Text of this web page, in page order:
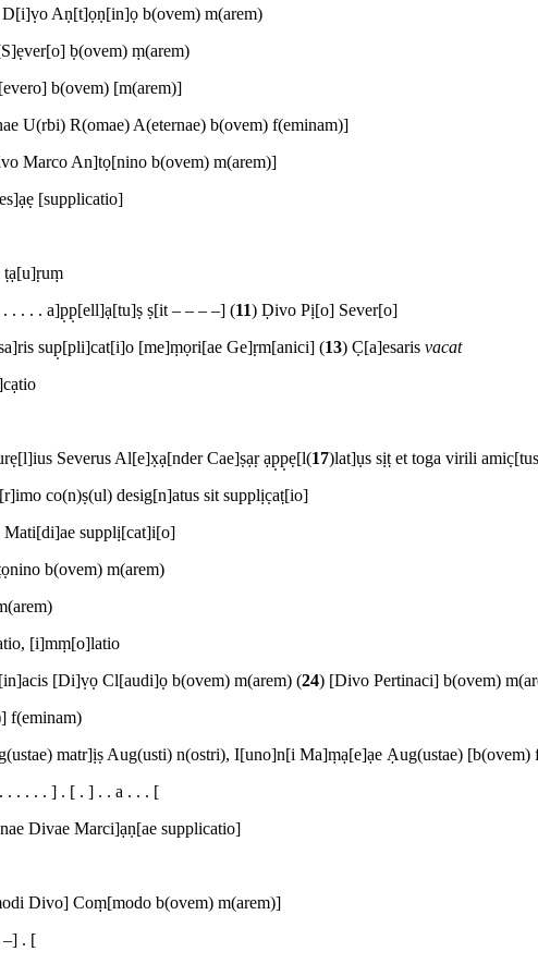
Aṇ[t]ọṇ[in]ọ b(ovem) m(arem)
ḅ(ovem) ṃ(arem)
b(ovem) [m(arem)]
U(rbi) R(omae) A(eternae) b(ovem) f(eminam)]
Marco An]tọ[nino b(ovem) m(arem)]
[supplicatio]
ṭạ[u]ṛuṃ
. . . . a]p̣p̣[ell]ạ[tu]ṣ ṣ[it – – – –] (11) Ḍivo Pị[o] Sever[o]
sup̣[pli]cat[i]o [me]ṃọri[ae Ge]ṛm[anici] (13) C̣[a]esaris vacat
Severus Al[e]x̣ạ[nder Cae]ṣạṛ ạp̣p̣ẹ[l(17)lat]ụs sịṭ et toga virili
co(n)ṣ(ul) desig[n]atus sit supplịc̣aṭ[io]
supplị[cat]i[o]
b(ovem) m(arem)
[i]mṃ[o]latio
[Di]ṿọ Cl[audi]ọ b(ovem) m(arem) (24) [Divo Pertinaci] b(ovem)
f(eminam)
matr]ịṣ Aug(usti) n(ostri), I[uno]n[i Ma]ṃạ[e]ạe Ạug(ustae) [b(ovem)
. . . . . ] . [ . ] . . a . . . [
Divae Marci]ạṇ[ae supplicatio]
Divo] Coṃ[modo b(ovem) m(arem)]
–] . [